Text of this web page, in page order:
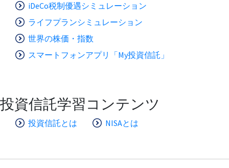
iDeCo税制優遇シミュレーション
ライフプランシミュレーション
世界の株価・指数
スマートフォンアプリ「My投資信託」
投資信託学習コンテンツ
投資信託とは NISAとは